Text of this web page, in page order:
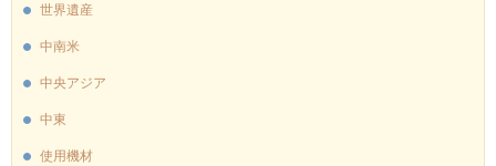
世界遺産
中南米
中央アジア
中東
使用機材